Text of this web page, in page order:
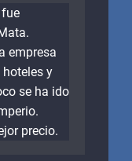
empresa
y
se ha ido
precio.